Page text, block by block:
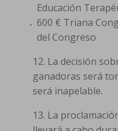
Educación
600 € Triana
del Congreso
12. La decisión
ganadoras será
será inapelable.
13. La